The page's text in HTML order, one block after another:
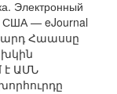
Электронный
США — eJournal
Հաասսը
է ԱՄՆ